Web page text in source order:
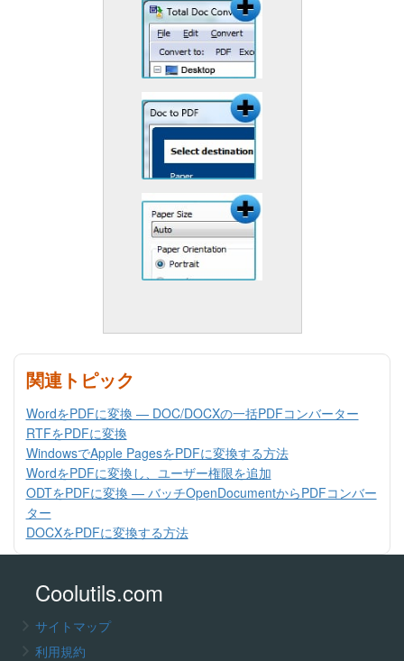
関連トピック
WordをPDFに変換 — DOC/DOCXの一括PDFコンバーター
RTFをPDFに変換
WindowsでApple PagesをPDFに変換する方法
WordをPDFに変換し、ユーザー権限を追加
ODTをPDFに変換 — バッチOpenDocumentからPDFコンバー
ター
DOCXをPDFに変換する方法
Coolutils.com
サイトマップ
利用規約